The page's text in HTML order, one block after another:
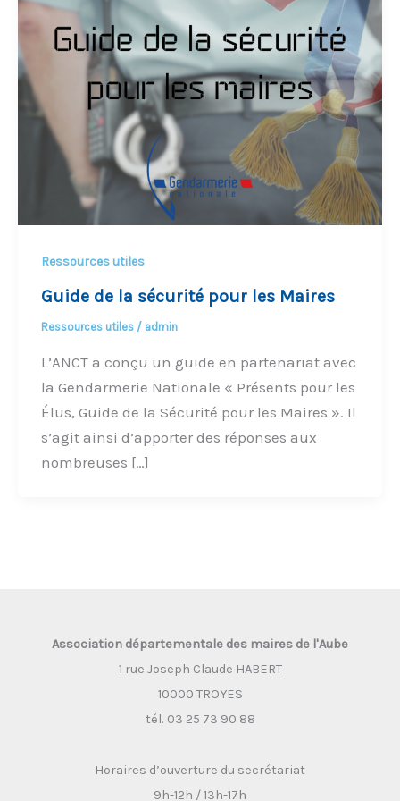
Ressources utiles
Guide de la sécurité pour les Maires
Ressources utiles/ admin
L’ANCT a conçu un guide en partenariat avec
la Gendarmerie Nationale « Présents pour les
Élus, Guide de la Sécurité pour les Maires ». Il
s’agit ainsi d’apporter des réponses aux
nombreuses […]
Association départementale des maires de l'Aube
1 rue Joseph Claude HABERT
10000 TROYES
tél. 03 25 73 90 88
Horaires d’ouverture du secrétariat
9h-12h / 13h-17h